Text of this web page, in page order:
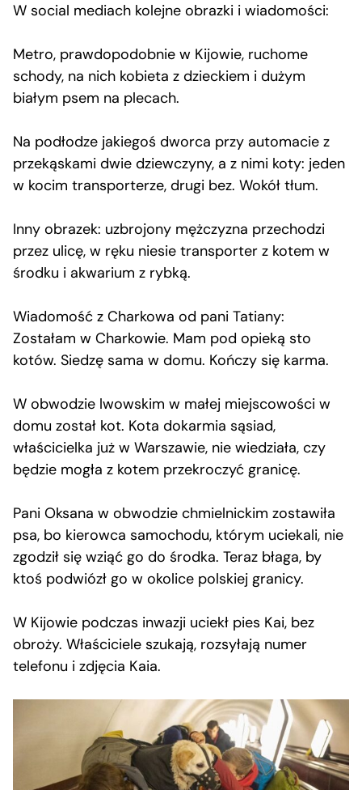
W social mediach kolejne obrazki i wiadomości:
Metro, prawdopodobnie w Kijowie, ruchome
schody, na nich kobieta z dzieckiem i dużym
białym psem na plecach.
Na podłodze jakiegoś dworca przy automacie z
przekąskami dwie dziewczyny, a z nimi koty: jeden
w kocim transporterze, drugi bez. Wokół tłum.
Inny obrazek: uzbrojony mężczyzna przechodzi
przez ulicę, w ręku niesie transporter z kotem w
środku i akwarium z rybką.
Wiadomość z Charkowa od pani Tatiany:
Zostałam w Charkowie. Mam pod opieką sto
kotów. Siedzę sama w domu. Kończy się karma.
W obwodzie lwowskim w małej miejscowości w
domu został kot. Kota dokarmia sąsiad,
właścicielka już w Warszawie, nie wiedziała, czy
będzie mogła z kotem przekroczyć granicę.
Pani Oksana w obwodzie chmielnickim zostawiła
psa, bo kierowca samochodu, którym uciekali, nie
zgodził się wziąć go do środka. Teraz błaga, by
ktoś podwiózł go w okolice polskiej granicy.
W Kijowie podczas inwazji uciekł pies Kai, bez
obroży. Właściciele szukają, rozsyłają numer
telefonu i zdjęcia Kaia.